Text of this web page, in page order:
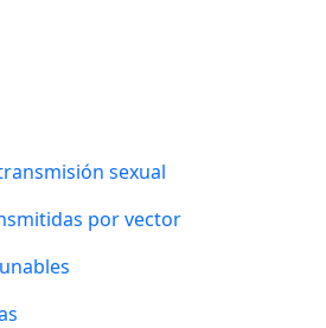
sexual
por vector